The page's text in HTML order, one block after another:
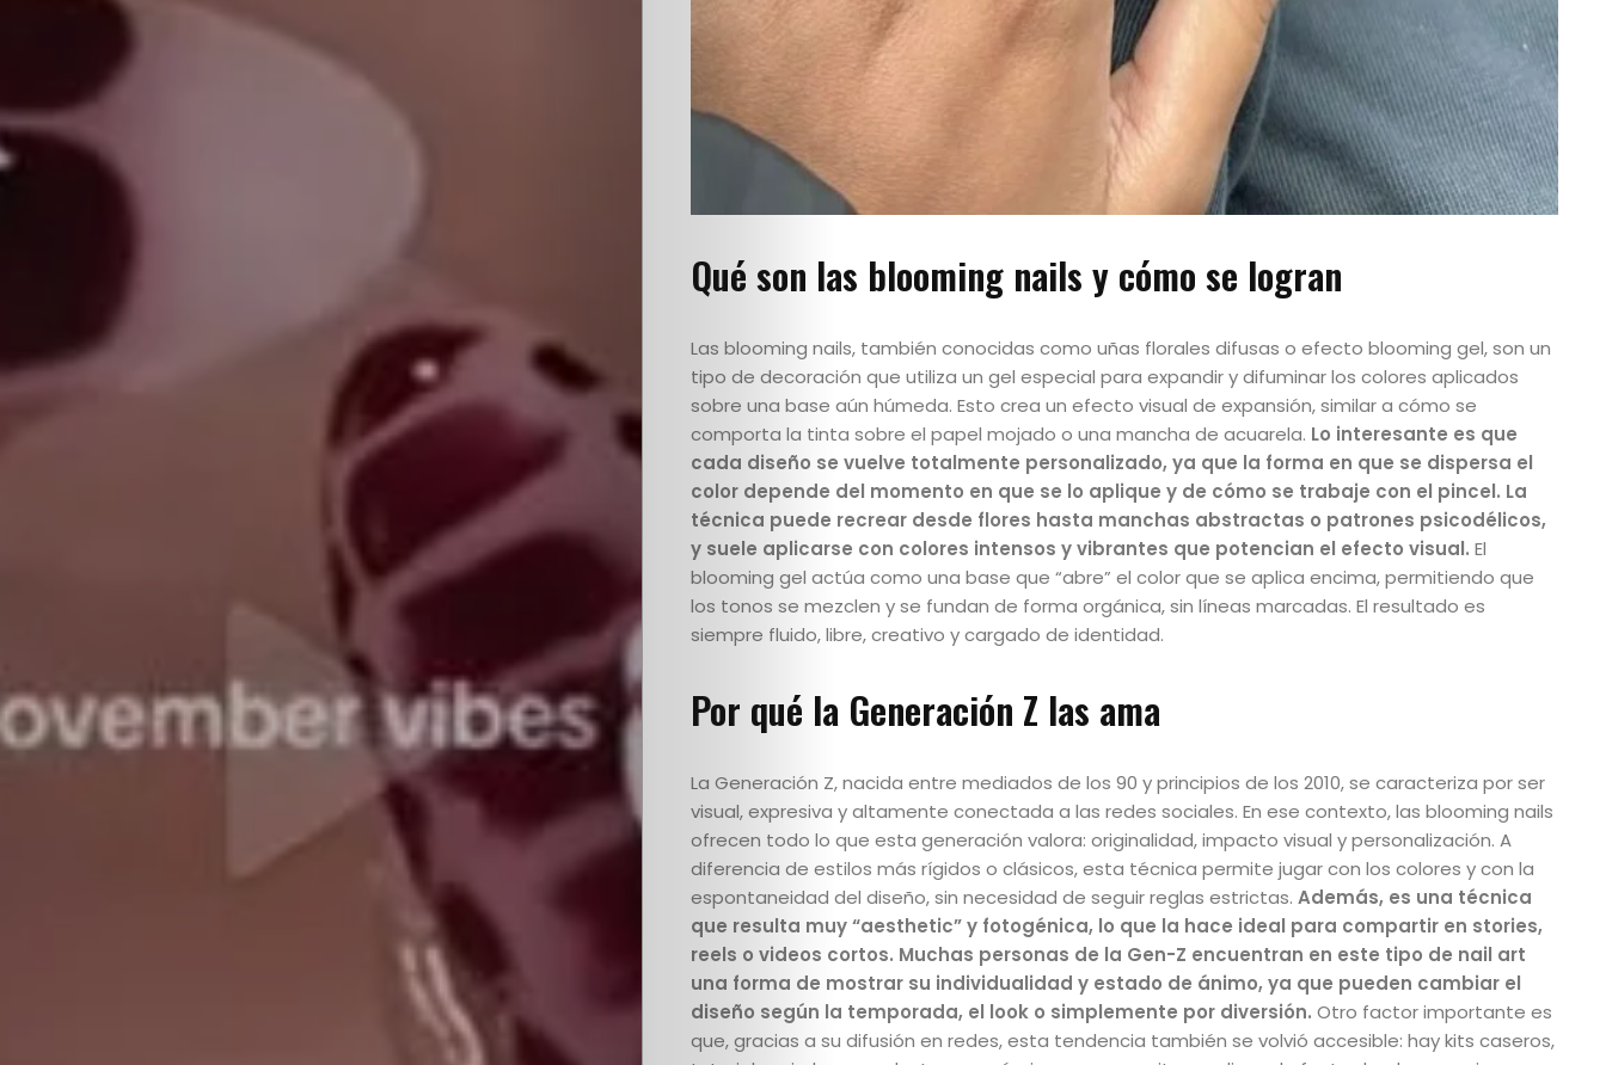
Quienes
Somos
Editoriales
Comunidad
Los
Elegidos
Cultura
PLOP
Imagen
y
Belleza
Crónicas
Contacto
La
Qué son las blooming nails y cómo se logran
Las blooming nails, también conocidas como uñas florales difusas o efecto blooming gel, son un
tipo de decoración que utiliza un gel especial para expandir y difuminar los colores aplicados
sobre una base aún húmeda. Esto crea un efecto visual de expansión, similar a cómo se
comporta la tinta sobre el papel mojado o una mancha de acuarela. Lo interesante es que
cada diseño se vuelve totalmente personalizado, ya que la forma en que se dispersa el
color depende del momento en que se lo aplique y de cómo se trabaje con el pincel. La
técnica puede recrear desde flores hasta manchas abstractas o patrones psicodélicos,
y suele aplicarse con colores intensos y vibrantes que potencian el efecto visual. El
blooming gel actúa como una base que “abre” el color que se aplica encima, permitiendo que
los tonos se mezclen y se fundan de forma orgánica, sin líneas marcadas. El resultado es
siempre fluido, libre, creativo y cargado de identidad.
Por qué la Generación Z las ama
La Generación Z, nacida entre mediados de los 90 y principios de los 2010, se caracteriza por ser
visual, expresiva y altamente conectada a las redes sociales. En ese contexto, las blooming nails
ofrecen todo lo que esta generación valora: originalidad, impacto visual y personalización. A
diferencia de estilos más rígidos o clásicos, esta técnica permite jugar con los colores y con la
espontaneidad del diseño, sin necesidad de seguir reglas estrictas. Además, es una técnica
que resulta muy “aesthetic” y fotogénica, lo que la hace ideal para compartir en stories,
reels o videos cortos. Muchas personas de la Gen-Z encuentran en este tipo de nail art
una forma de mostrar su individualidad y estado de ánimo, ya que pueden cambiar el
diseño según la temporada, el look o simplemente por diversión. Otro factor importante es
que, gracias a su difusión en redes, esta tendencia también se volvió accesible: hay kits caseros,